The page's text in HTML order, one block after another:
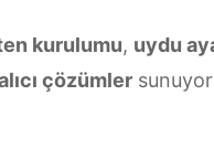
kurulumu, uydu
çözümler